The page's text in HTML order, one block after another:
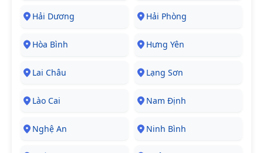
Hải Dương Hải Phòng
Hòa Bình Hưng Yên
Lai Châu Lạng Sơn
Lào Cai Nam Định
Nghệ An Ninh Bình